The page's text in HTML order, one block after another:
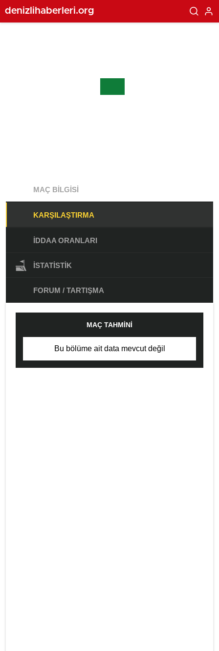
denizlihaberleri.org
MAÇ BILGISI
KARŞILAŞTIRMA
İDDAA ORANLARI
İSTATISTIK
FORUM / TARTIŞMA
MAÇ TAHMINI
Bu bölüme ait data mevcut değil